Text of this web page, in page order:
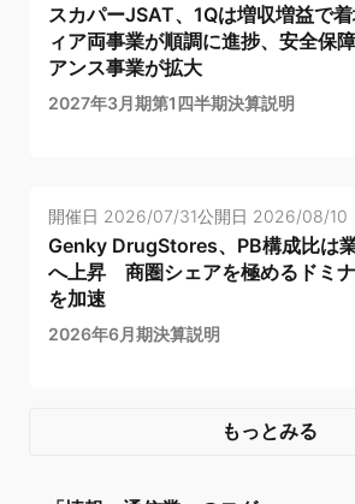
スカパーJSAT、1Qは増収増益で
ィア両事業が順調に進捗、安全保
アンス事業が拡大
2027年3月期第1四半期決算説明
開催日 2026/07/31公開日 2026/08/10
Genky DrugStores、PB構成比は
へ上昇 商圏シェアを極めるドミ
を加速
2026年6月期決算説明
もっとみる